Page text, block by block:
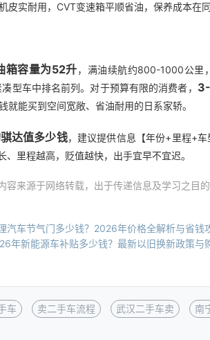
皮实耐用，CVT变速箱平顺省油，保养成本在
箱容量为52升，满油续航约800-1000公里
凑型车中排名前列。对于预算有限的消费者，
能买到空间宽敞、省油耐用的日系家轿。
达值多少钱，建议提供信息【年份+里程+车
、里程越高，贬值越快，出手宜早不宜迟。
容来源于网络转载，出于传递信息及学习之目
汽车节气门多少钱？2026年价格全解析与省钱
年新能源车补贴多少钱？最新以旧换新政策与
车 卖二手车流程 武汉二手车卖 南